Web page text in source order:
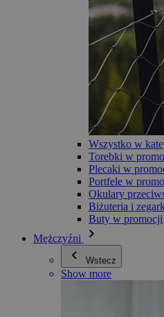
Wszystko w
Torebki w
Plecaki w
Portfele w
Okulary
Biżuteria i
Buty w promocji
Mężczyźni
Wstecz
Show more